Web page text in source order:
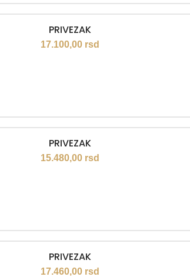
PRIVEZAK
17.100,00 rsd
PRIVEZAK
15.480,00 rsd
PRIVEZAK
17.460,00 rsd